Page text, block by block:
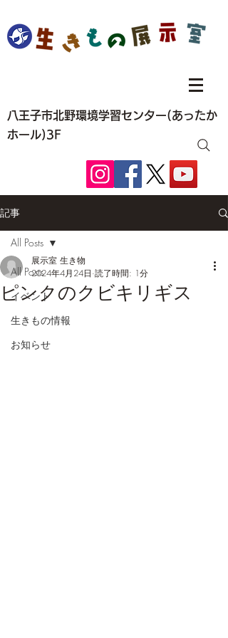
八王子市北野環境学習センター(あったか
ホール)3F
記事
All Posts
イベント
生きもの情報
お知らせ
All Posts
ピンクのクビキリギス
展示室 生き物
2024年4月24日 読了時間: 1分